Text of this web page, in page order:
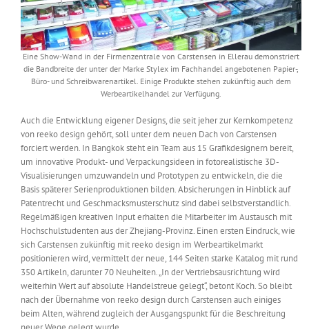
Eine Show-Wand in der Firmenzentrale von Carstensen in Ellerau demonstriert
die Bandbreite der unter der Marke Stylex im Fachhandel angebotenen Papier-,
Büro- und Schreibwarenartikel. Einige Produkte stehen zukünftig auch dem
Werbeartikelhandel zur Verfügung.
Auch die Entwicklung eigener Designs, die seit jeher zur Kernkompetenz
von reeko design gehört, soll unter dem neuen Dach von Carstensen
forciert werden. In Bangkok steht ein Team aus 15 Grafikdesignern bereit,
um innovative Produkt- und Verpackungsideen in fotorealistische 3D-
Visualisierungen umzuwandeln und Prototypen zu entwickeln, die die
Basis späterer Serienproduktionen bilden. Absicherungen in Hinblick auf
Patentrecht und Geschmacksmusterschutz sind dabei selbstverstandlich.
Regelmäßigen kreativen Input erhalten die Mitarbeiter im Austausch mit
Hochschulstudenten aus der Zhejiang-Provinz. Einen ersten Eindruck, wie
sich Carstensen zukünftig mit reeko design im Werbeartikelmarkt
positionieren wird, vermittelt der neue, 144 Seiten starke Katalog mit rund
350 Artikeln, darunter 70 Neuheiten. „In der Vertriebsausrichtung wird
weiterhin Wert auf absolute Handelstreue gelegt“, betont Koch. So bleibt
nach der Übernahme von reeko design durch Carstensen auch einiges
beim Alten, während zugleich der Ausgangspunkt für die Beschreitung